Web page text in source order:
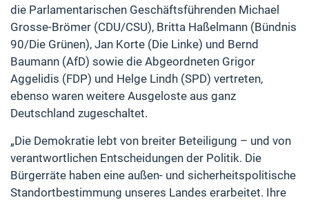
die Parlamentarischen Geschäftsführenden Michael
Grosse-Brömer (CDU/CSU), Britta Haßelmann (Bündnis
90/Die Grünen), Jan Korte (Die Linke) und Bernd
Baumann (AfD) sowie die Abgeordneten Grigor
Aggelidis (FDP) und Helge Lindh (SPD) vertreten,
ebenso waren weitere Ausgeloste aus ganz
Deutschland zugeschaltet.
„Die Demokratie lebt von breiter Beteiligung – und von
verantwortlichen Entscheidungen der Politik. Die
Bürgerräte haben eine außen- und sicherheitspolitische
Standortbestimmung unseres Landes erarbeitet. Ihre